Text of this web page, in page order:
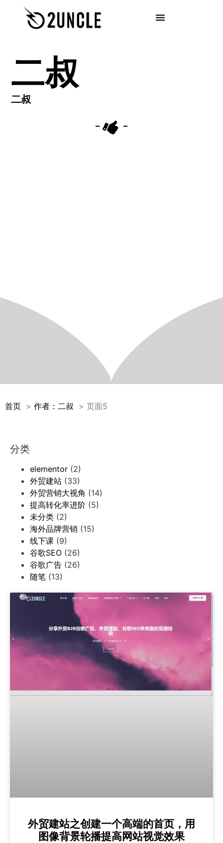
二叔
二叔
首页 作者：二叔 页面5
分类
elementor (2)
外贸建站 (33)
外贸营销大视角 (14)
提高转化率进阶 (5)
未分类 (2)
海外品牌营销 (15)
线下课 (9)
谷歌SEO (26)
谷歌广告 (26)
随笔 (13)
外贸建站之创建一个高端的首页，用
图像背景轮播提高网站视觉效果